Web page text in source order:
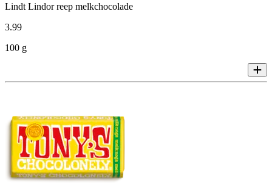
Lindt Lindor reep melkchocolade
3.99
100 g